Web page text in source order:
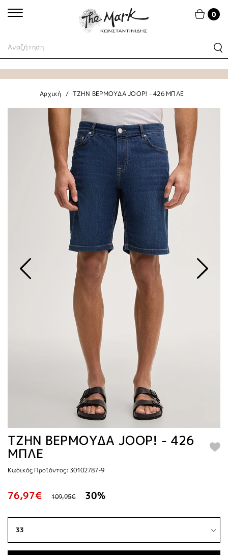
0
Αρχική ΤΖΗΝ ΒΕΡΜΟΥΔΑ JOOP! - 426 ΜΠΛΕ
ΤΖΗΝ ΒΕΡΜΟΥΔΑ JOOP! - 426
ΜΠΛΕ
Κωδικός Προϊόντος: 30102787-9
76,97€ 109,95€ 30%